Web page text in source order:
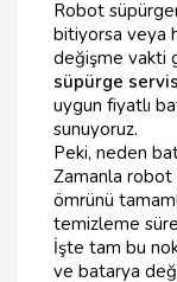
Robot
bitiyorsa veya
değişme vakti
süpürge
uygun fiyatlı
sunuyoruz.
Peki, neden
Zamanla robot
ömrünü
temizleme
İşte tam bu
ve batarya